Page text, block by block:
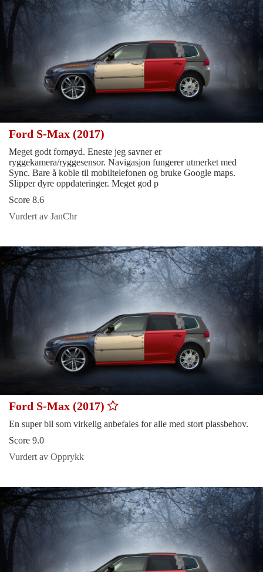
Ford S-Max (2017)
Meget godt fornøyd. Eneste jeg savner er
ryggekamera/ryggesensor. Navigasjon fungerer utmerket med
Sync. Bare å koble til mobiltelefonen og bruke Google maps.
Slipper dyre oppdateringer. Meget god p
Score 8.6
Vurdert av JanChr
Ford S-Max (2017)
En super bil som virkelig anbefales for alle med stort plassbehov.
Score 9.0
Vurdert av Opprykk